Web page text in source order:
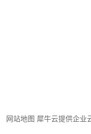
网站地图 犀牛云提供企业